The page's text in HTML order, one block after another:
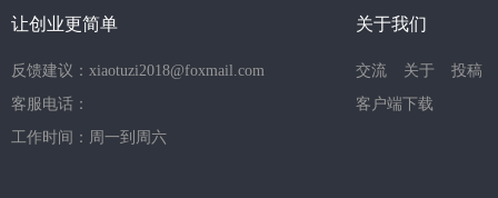
让创业更简单
反馈建议：xiaotuzi2018@foxmail.com
客服电话：
工作时间：周一到周六
关于我们
交流 关于
投稿
客户端下载